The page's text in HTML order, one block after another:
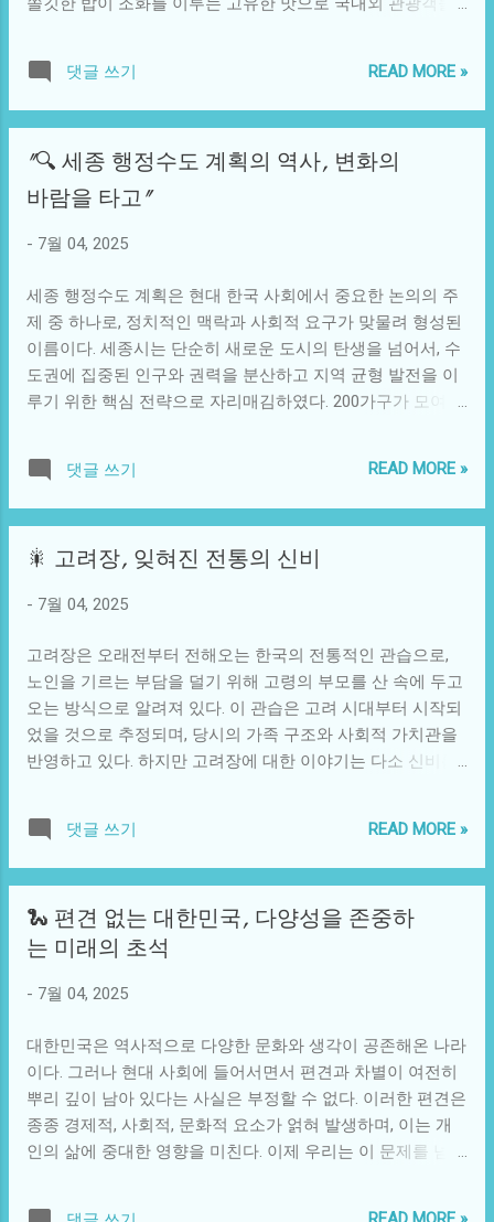
수많은 사람들에게 일상적인 스트레스가 어떻게 비극적인 상
사건은 대중 매체와 사회의 반응에 대한 중요한 질문을 던진
동시에 그녀의 행동 뒤에 묻어있는 심리적 고통에 대해 고찰
대한 단순한 도덕적 판단에서 한 걸음 나아가, 현 사회가 젊은
세대에게 얼마나 많은 부담을 주고 있는지를 돌아보게 했다.
만든 사건이었다. 여대생의 사건은 단순히 폭행 사건에 그치
하게 했다. ...
게는 어떤 특별한 경험으로 다가올까? 일본은 고유의 맛과 식
문화를 자랑하는 나라로, 외식문화에서도 높은 수준의 가치
를 두고 있다. 그러나 돼지고기를 중심으로 한 부산의 돼지국
일본에서의 돼지고기는 다양한 조리법으로 소비되지만, 반주
로 즐기는 국밥 형식은 일본에서는 그다지 일반적이지 않다.
일본인들 중 일부는 돼지국밥을 처음 접했을 때 그 신선한 충
격과 매력에 금세 빠져들기 마련이다. 그 당시, 부산의 한 작
이 고루 배어있는 진한 맛과 함께 올려진 돼지고기의 부드러
움은 그에게 깊은 인상을 남겼다. 평소 일본에서 접했던 고기
요리보다 더 진한 육수와 다양한 맛이 어우러지는 이 요리는
그를 사로잡았다. 특히 그 관광객은 소금, 후추, 그리고 고추
가루를 한 스푼씩 넣어 최적의 맛을 추구하며, 한국에서의 진
등 속에서도 음식은 서로 소통하고 이해하는 데 중요한 역할
을 해왔다. 돼지국밥을 통해 일본인은 부산의 따뜻한 정서를
느끼고, 동시에 한국인들은 일본 음식 문화의 세련됨을 느낄
수 있었다. 이런 깊은 교류는 단순한 음식 체험 이상의 의미를
변화해왔다. 이 지역의 요리는 과거일수록 더 많은 혼합 재료
파, 마늘 등이 있으며, 현대에 들어서는 다양한 토핑과 함...
댓글 쓰기 READ MORE »
"🔍 세종 행정수도 계획의 역사, 변화의
바람을 타고"
- 7월 04, 2025
세종 행정수도 계획은 현대 한국 사회에서 중요한 논의의 주
제 중 하나로, 정치적인 맥락과 사회적 요구가 맞물려 형성된
이름이다. 세종시는 단순히 새로운 도시의 탄생을 넘어서, 수
도권에 집중된 인구와 권력을 분산하고 지역 균형 발전을 이
루기 위한 핵심 전략으로 자리매김하였다. 200가구가 모여 사
게 이해할 수 있다. 과거, 한국의 행정 수도인 서울은 경제의
중심지로서 무척이나 발전했지만, 그와 동시에 급격한 인구
정부는 서울의 과밀 문제를 해결하고자 새로운 행정수도의
2002년에 '세종시 건설' 계획이 발표되었다. 첫 단계는 세종시
과정에서 국민의 반응과 지역 주민의 의견이 절대적으로 중
요한 역할을 하였다. 행정구역의 재편성과 자원의 효율적 분
배를 고려해야 했던 정부는 많은 사회적 논란과 갈등 속에서
도 이 계획을 추진하게 된다. 세종시의 설계는 단순히 도시의
발전을 지향하는 것이 아니라, 문화적이고 사회적인 연결성
합도시로서의 세종시는 서울과의 연계성을 유지하되, 점진적
를 들어, 조화로운 생태환경을 조성하고, 사람들이 서로 소통
할 수 있는 공간을 마련함으로써 주민들의 삶의 질을 높이고
자 하는 노력이 고스란히 반영되었다. 하지만, 세종시 건설 과
한 비난이 쏟아졌고, 심지어 당시 정부의 정책 기조와 소통 부
족으로 인한 주민들의 불만이 쌓이기도 했다. 정치적 이해관
계가 ...
댓글 쓰기 READ MORE »
🎇 고려장, 잊혀진 전통의 신비
- 7월 04, 2025
고려장은 오래전부터 전해오는 한국의 전통적인 관습으로,
노인을 기르는 부담을 덜기 위해 고령의 부모를 산 속에 두고
오는 방식으로 알려져 있다. 이 관습은 고려 시대부터 시작되
었을 것으로 추정되며, 당시의 가족 구조와 사회적 가치관을
반영하고 있다. 하지만 고려장에 대한 이야기는 다소 신비롭
되기도 했다. 현재는 이 관습이 사라지면서 과거의 기억으로
만 남았다. 고려장은 부모를 돌보는 자식의 의무와 책임이 사
라지는 모습으로 이해될 수 있다. 이러한 개념은 현대 사회에
가족 구조가 변화함에 따라 노인을 존경하고 돌보는 것에 대
한 가치관 역시 변화하고 있다. 디지털 사회가 발달하면서 노
에서 생활하는 경우가 더 많아지고 있다. 이런 현실은 과거 고
에서도 젊은 세대가 노인을 존중하고 돌보는 개념이 퇴색되
었다는 비판을 받을 수 있다. 고려장은 단순히 가족 안에서의
노인 돌봄과 관련된 이야기가 아니라, 사회적으로 연대감을
상실하고 있음을 반증하는 현실을 드러낸다. 노인을 존중하
는 문화가 다양한 사회적 요소로 인해 쉽게 무너질 수 있다는
리는 '노인'이라는 단어가 단순한 대상이 아니라, 우리 사회가
댓글 쓰기 READ MORE »
🐍 편견 없는 대한민국, 다양성을 존중하
는 미래의 초석
- 7월 04, 2025
대한민국은 역사적으로 다양한 문화와 생각이 공존해온 나라
이다. 그러나 현대 사회에 들어서면서 편견과 차별이 여전히
뿌리 깊이 남아 있다는 사실은 부정할 수 없다. 이러한 편견은
종종 경제적, 사회적, 문화적 요소가 얽혀 발생하며, 이는 개
인의 삶에 중대한 영향을 미친다. 이제 우리는 이 문제를 넘